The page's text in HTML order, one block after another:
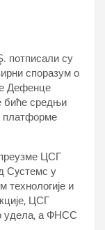
су
споразум о
Дефенце
биће средњи
платформе
ЦСГ
Сyстемс у
и
ЦСГ
удела, а ФНСС